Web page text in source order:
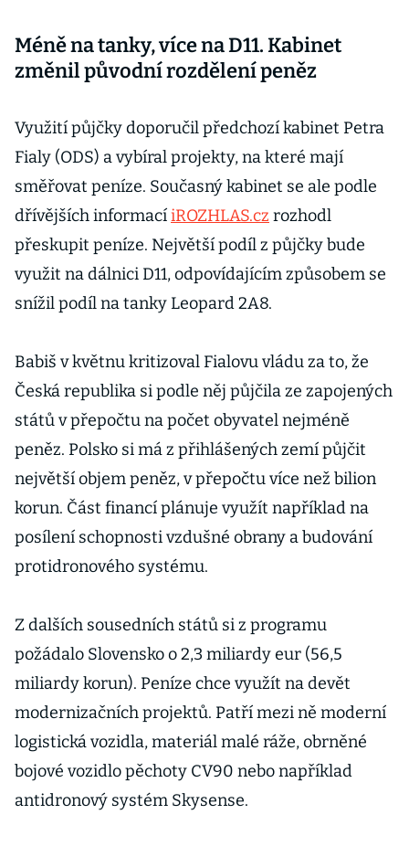
Méně na tanky, více na D11. Kabinet
změnil původní rozdělení peněz
Využití půjčky doporučil předchozí kabinet Petra
Fialy (ODS) a vybíral projekty, na které mají
směřovat peníze. Současný kabinet se ale podle
dřívějších informacíiROZHLAS.cz rozhodl
přeskupit peníze. Největší podíl z půjčky bude
využit na dálnici D11, odpovídajícím způsobem se
snížil podíl na tanky Leopard 2A8.
Babiš v květnu kritizoval Fialovu vládu za to, že
Česká republika si podle něj půjčila ze zapojených
států v přepočtu na počet obyvatel nejméně
peněz. Polsko si má z přihlášených zemí půjčit
největší objem peněz, v přepočtu více než bilion
korun. Část financí plánuje využít například na
posílení schopnosti vzdušné obrany a budování
protidronového systému.
Z dalších sousedních států si z programu
požádalo Slovensko o 2,3 miliardy eur (56,5
miliardy korun). Peníze chce využít na devět
modernizačních projektů. Patří mezi ně moderní
logistická vozidla, materiál malé ráže, obrněné
bojové vozidlo pěchoty CV90 nebo například
antidronový systém Skysense.